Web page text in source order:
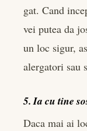
gat. Cand
vei putea da
un loc sigur,
alergatori sau
5. Ia cu tine
Daca mai ai